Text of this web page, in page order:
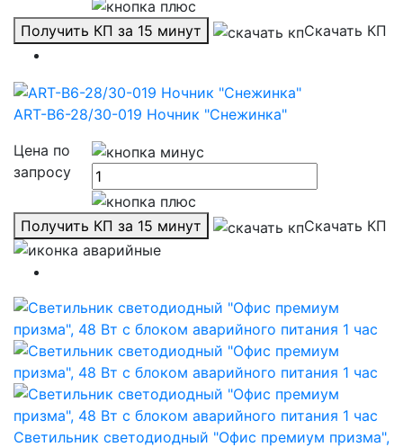
Получить КП за 15 минут Скачать КП
ART-B6-28/30-019 Ночник "Снежинка"
Цена по
запросу
Получить КП за 15 минут Скачать КП
Светильник светодиодный "Офис премиум призма",